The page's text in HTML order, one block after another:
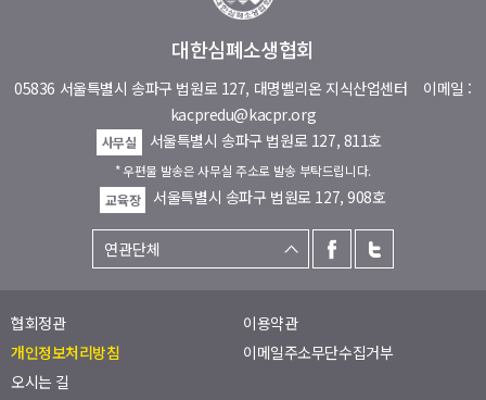
대한심폐소생협회
05836 서울특별시 송파구 법원로 127, 대명벨리온 지식산업센터 이메일 :
kacpredu@kacpr.org
사무실 서울특별시 송파구 법원로 127, 811호
* 우편물 발송은 사무실 주소로 발송 부탁드립니다.
교육장
서울특별시 송파구 법원로 127, 908호
협회정관
이용약관
개인정보처리방침
이메일주소무단수집거부
오시는 길